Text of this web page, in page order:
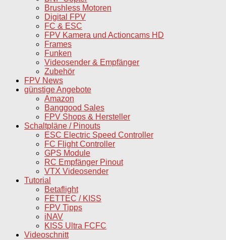
Brushless Motoren
Digital FPV
FC & ESC
FPV Kamera und Actioncams HD
Frames
Funken
Videosender & Empfänger
Zubehör
FPV News
günstige Angebote
Amazon
Banggood Sales
FPV Shops & Hersteller
Schaltpläne / Pinouts
ESC Electric Speed Controller
FC Flight Controller
GPS Module
RC Empfänger Pinout
VTX Videosender
Tutorial
Betaflight
FETTEC / KISS
FPV Tipps
iNAV
KISS Ultra FCFC
Videoschnitt